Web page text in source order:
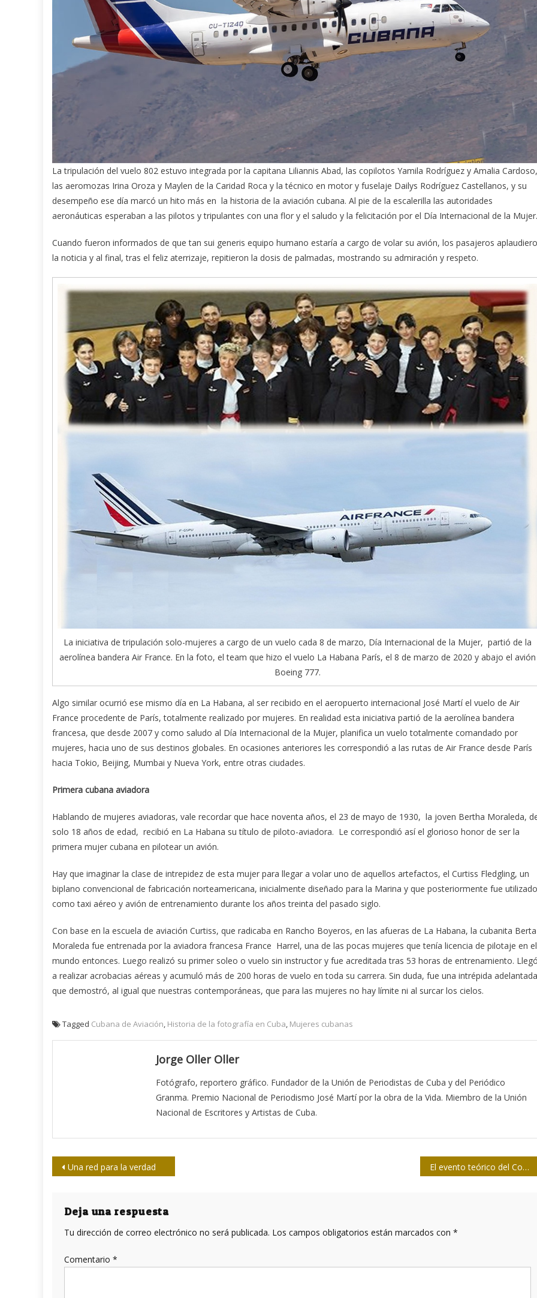
La tripulación del vuelo 802 estuvo integrada por la capitana Liliannis Abad, las copilotos Yamila Rodríguez y Amalia Cardoso,
las aeromozas Irina Oroza y Maylen de la Caridad Roca y la técnico en motor y fuselaje Dailys Rodríguez Castellanos, y su
desempeño ese día marcó un hito más en la historia de la aviación cubana. Al pie de la escalerilla las autoridades
aeronáuticas esperaban a las pilotos y tripulantes con una flor y el saludo y la felicitación por el Día Internacional de la Mujer.
Cuando fueron informados de que tan sui generis equipo humano estaría a cargo de volar su avión, los pasajeros
la noticia y al final, tras el feliz aterrizaje, repitieron la dosis de palmadas, mostrando su admiración y respeto.
La iniciativa de tripulación solo-mujeres a cargo de un vuelo cada 8 de marzo, Día Internacional de la Mujer, partió de la
aerolínea bandera Air France. En la foto, el team que hizo el vuelo La Habana París, el 8 de marzo de 2020 y abajo el avión
Boeing 777.
Algo similar ocurrió ese mismo día en La Habana, al ser recibido en el aeropuerto internacional José Martí el vuelo de Air
France procedente de París, totalmente realizado por mujeres. En realidad esta iniciativa partió de la aerolínea bandera
francesa, que desde 2007 y como saludo al Día Internacional de la Mujer, planifica un vuelo totalmente comandado por
mujeres, hacia uno de sus destinos globales. En ocasiones anteriores les correspondió a las rutas de Air France desde París
hacia Tokio, Beijing, Mumbai y Nueva York, entre otras ciudades.
Primera cubana aviadora
Hablando de mujeres aviadoras, vale recordar que hace noventa años, el 23 de mayo de 1930, la joven Bertha Moraleda,
solo 18 años de edad, recibió en La Habana su título de piloto-aviadora. Le correspondió así el glorioso honor de ser la
primera mujer cubana en pilotear un avión.
Hay que imaginar la clase de intrepidez de esta mujer para llegar a volar uno de aquellos artefactos, el Curtiss Fledgling, un
biplano convencional de fabricación norteamericana, inicialmente diseñado para la Marina y que posteriormente fue utilizado
como taxi aéreo y avión de entrenamiento durante los años treinta del pasado siglo.
Con base en la escuela de aviación Curtiss, que radicaba en Rancho Boyeros, en las afueras de La Habana, la cubanita Berta
Moraleda fue entrenada por la aviadora francesa France Harrel, una de las pocas mujeres que tenía licencia de pilotaje en el
mundo entonces. Luego realizó su primer soleo o vuelo sin instructor y fue acreditada tras 53 horas de entrenamiento.
a realizar acrobacias aéreas y acumuló más de 200 horas de vuelo en toda su carrera. Sin duda, fue una intrépida adelantada
que demostró, al igual que nuestras contemporáneas, que para las mujeres no hay límite ni al surcar los cielos.
Tagged Cubana de Aviación, Historia de la fotografía en Cuba, Mujeres cubanas
Jorge Oller Oller
Fotógrafo, reportero gráfico. Fundador de la Unión de Periodistas de Cuba y del Periódico
Granma. Premio Nacional de Periodismo José Martí por la obra de la Vida. Miembro de la Unión
Nacional de Escritores y Artistas de Cuba.
Navegación
entradas
Una red para la verdad El evento teórico del Concurso Caracol 2020 se desarrollará de manera virtual
Deja una respuesta
Tu dirección de correo electrónico no será publicada. Los campos obligatorios están marcados con *
Comentario *